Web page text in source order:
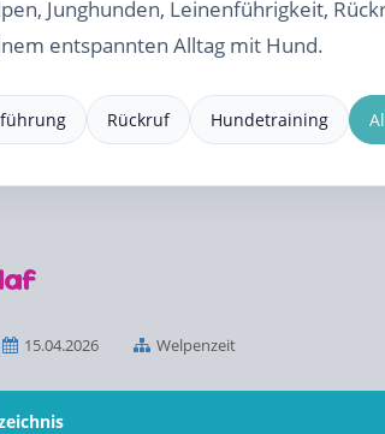
Junghunden, Leinenführigkeit,
entspannten Alltag mit Hund.
Rückruf Hundetraining
15.04.2026 Welpenzeit